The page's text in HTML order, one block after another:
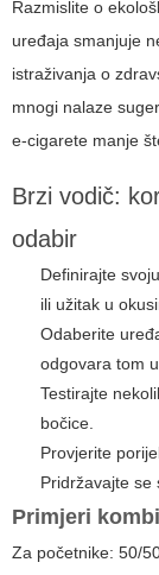
Razmislite o
uređaja smanjuje
istraživanja o
mnogi nalaze
e-cigarete manje
Brzi vodič:
odabir
Definirajte
ili užitak u
Odaberite
odgovara tom
Testirajte
bočice.
Provjerite
Pridržavajte se
Primjeri
Za početnike: 50/